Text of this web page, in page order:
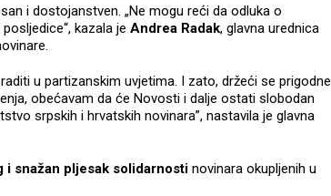
i dostojanstven. „Ne mogu reći da odluka o
kazala je Andrea Radak, glavna urednica
u partizanskim uvjetima. I zato, držeći se prigodne
obećavam da će Novosti i dalje ostati slobodan
srpskih i hrvatskih novinara”, nastavila je glavna
i snažan pljesak solidarnosti novinara okupljenih u